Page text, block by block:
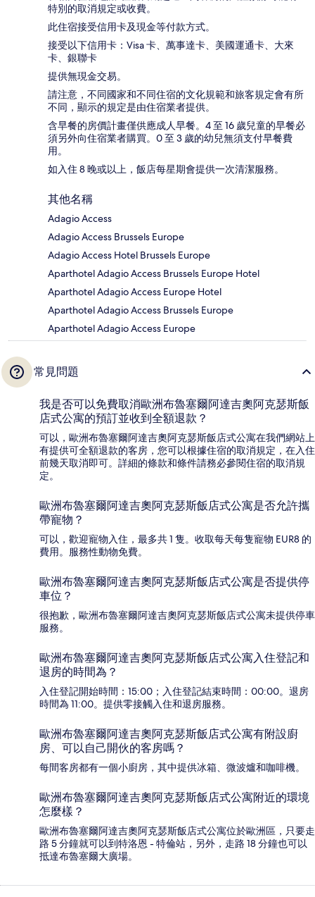
特別的取消規定或收費。
此住宿接受信用卡及現金等付款方式。
接受以下信用卡：Visa 卡、萬事達卡、美國運通卡、大來
卡、銀聯卡
提供無現金交易。
請注意，不同國家和不同住宿的文化規範和旅客規定會有所
不同，顯示的規定是由住宿業者提供。
含早餐的房價計畫僅供應成人早餐。4 至 16 歲兒童的早餐必
須另外向住宿業者購買。0 至 3 歲的幼兒無須支付早餐費
用。
如入住 8 晚或以上，飯店每星期會提供一次清潔服務。
其他名稱
Adagio Access
Adagio Access Brussels Europe
Adagio Access Hotel Brussels Europe
Aparthotel Adagio Access Brussels Europe Hotel
Aparthotel Adagio Access Europe Hotel
Aparthotel Adagio Access Brussels Europe
Aparthotel Adagio Access Europe
常見問題
我是否可以免費取消歐洲布魯塞爾阿達吉奧阿克瑟斯飯
店式公寓的預訂並收到全額退款？
可以，歐洲布魯塞爾阿達吉奧阿克瑟斯飯店式公寓在我們網站上
有提供可全額退款的客房，您可以根據住宿的取消規定，在入住
前幾天取消即可。詳細的條款和條件請務必參閱住宿的取消規
定。
歐洲布魯塞爾阿達吉奧阿克瑟斯飯店式公寓是否允許攜
帶寵物？
可以，歡迎寵物入住，最多共 1 隻。收取每天每隻寵物 EUR8 的
費用。服務性動物免費。
歐洲布魯塞爾阿達吉奧阿克瑟斯飯店式公寓是否提供停
車位？
很抱歉，歐洲布魯塞爾阿達吉奧阿克瑟斯飯店式公寓未提供停車
服務。
歐洲布魯塞爾阿達吉奧阿克瑟斯飯店式公寓入住登記和
退房的時間為？
入住登記開始時間：15:00；入住登記結束時間：00:00。退房
時間為 11:00。提供零接觸入住和退房服務。
歐洲布魯塞爾阿達吉奧阿克瑟斯飯店式公寓有附設廚
房、可以自己開伙的客房嗎？
每間客房都有一個小廚房，其中提供冰箱、微波爐和咖啡機。
歐洲布魯塞爾阿達吉奧阿克瑟斯飯店式公寓附近的環境
怎麼樣？
歐洲布魯塞爾阿達吉奧阿克瑟斯飯店式公寓位於歐洲區，只要走
路 5 分鐘就可以到特洛恩 - 特倫站，另外，走路 18 分鐘也可以
抵達布魯塞爾大廣場。